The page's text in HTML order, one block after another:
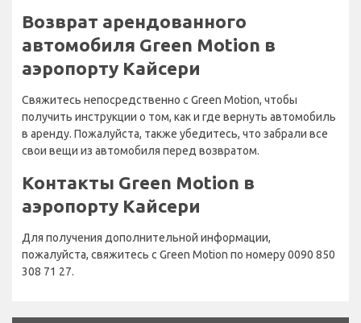
Возврат арендованного
автомобиля Green Motion в
аэропорту Кайсери
Свяжитесь непосредственно с Green Motion, чтобы
получить инструкции о том, как и где вернуть автомобиль
в аренду. Пожалуйста, также убедитесь, что забрали все
свои вещи из автомобиля перед возвратом.
Контакты Green Motion в
аэропорту Кайсери
Для получения дополнительной информации,
пожалуйста, свяжитесь с Green Motion по номеру 0090 850
308 71 27.